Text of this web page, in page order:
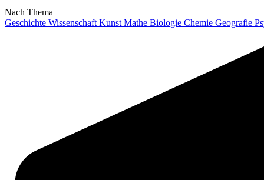
Nach Thema
Geschichte Wissenschaft Kunst Mathe Biologie Chemie Geografie